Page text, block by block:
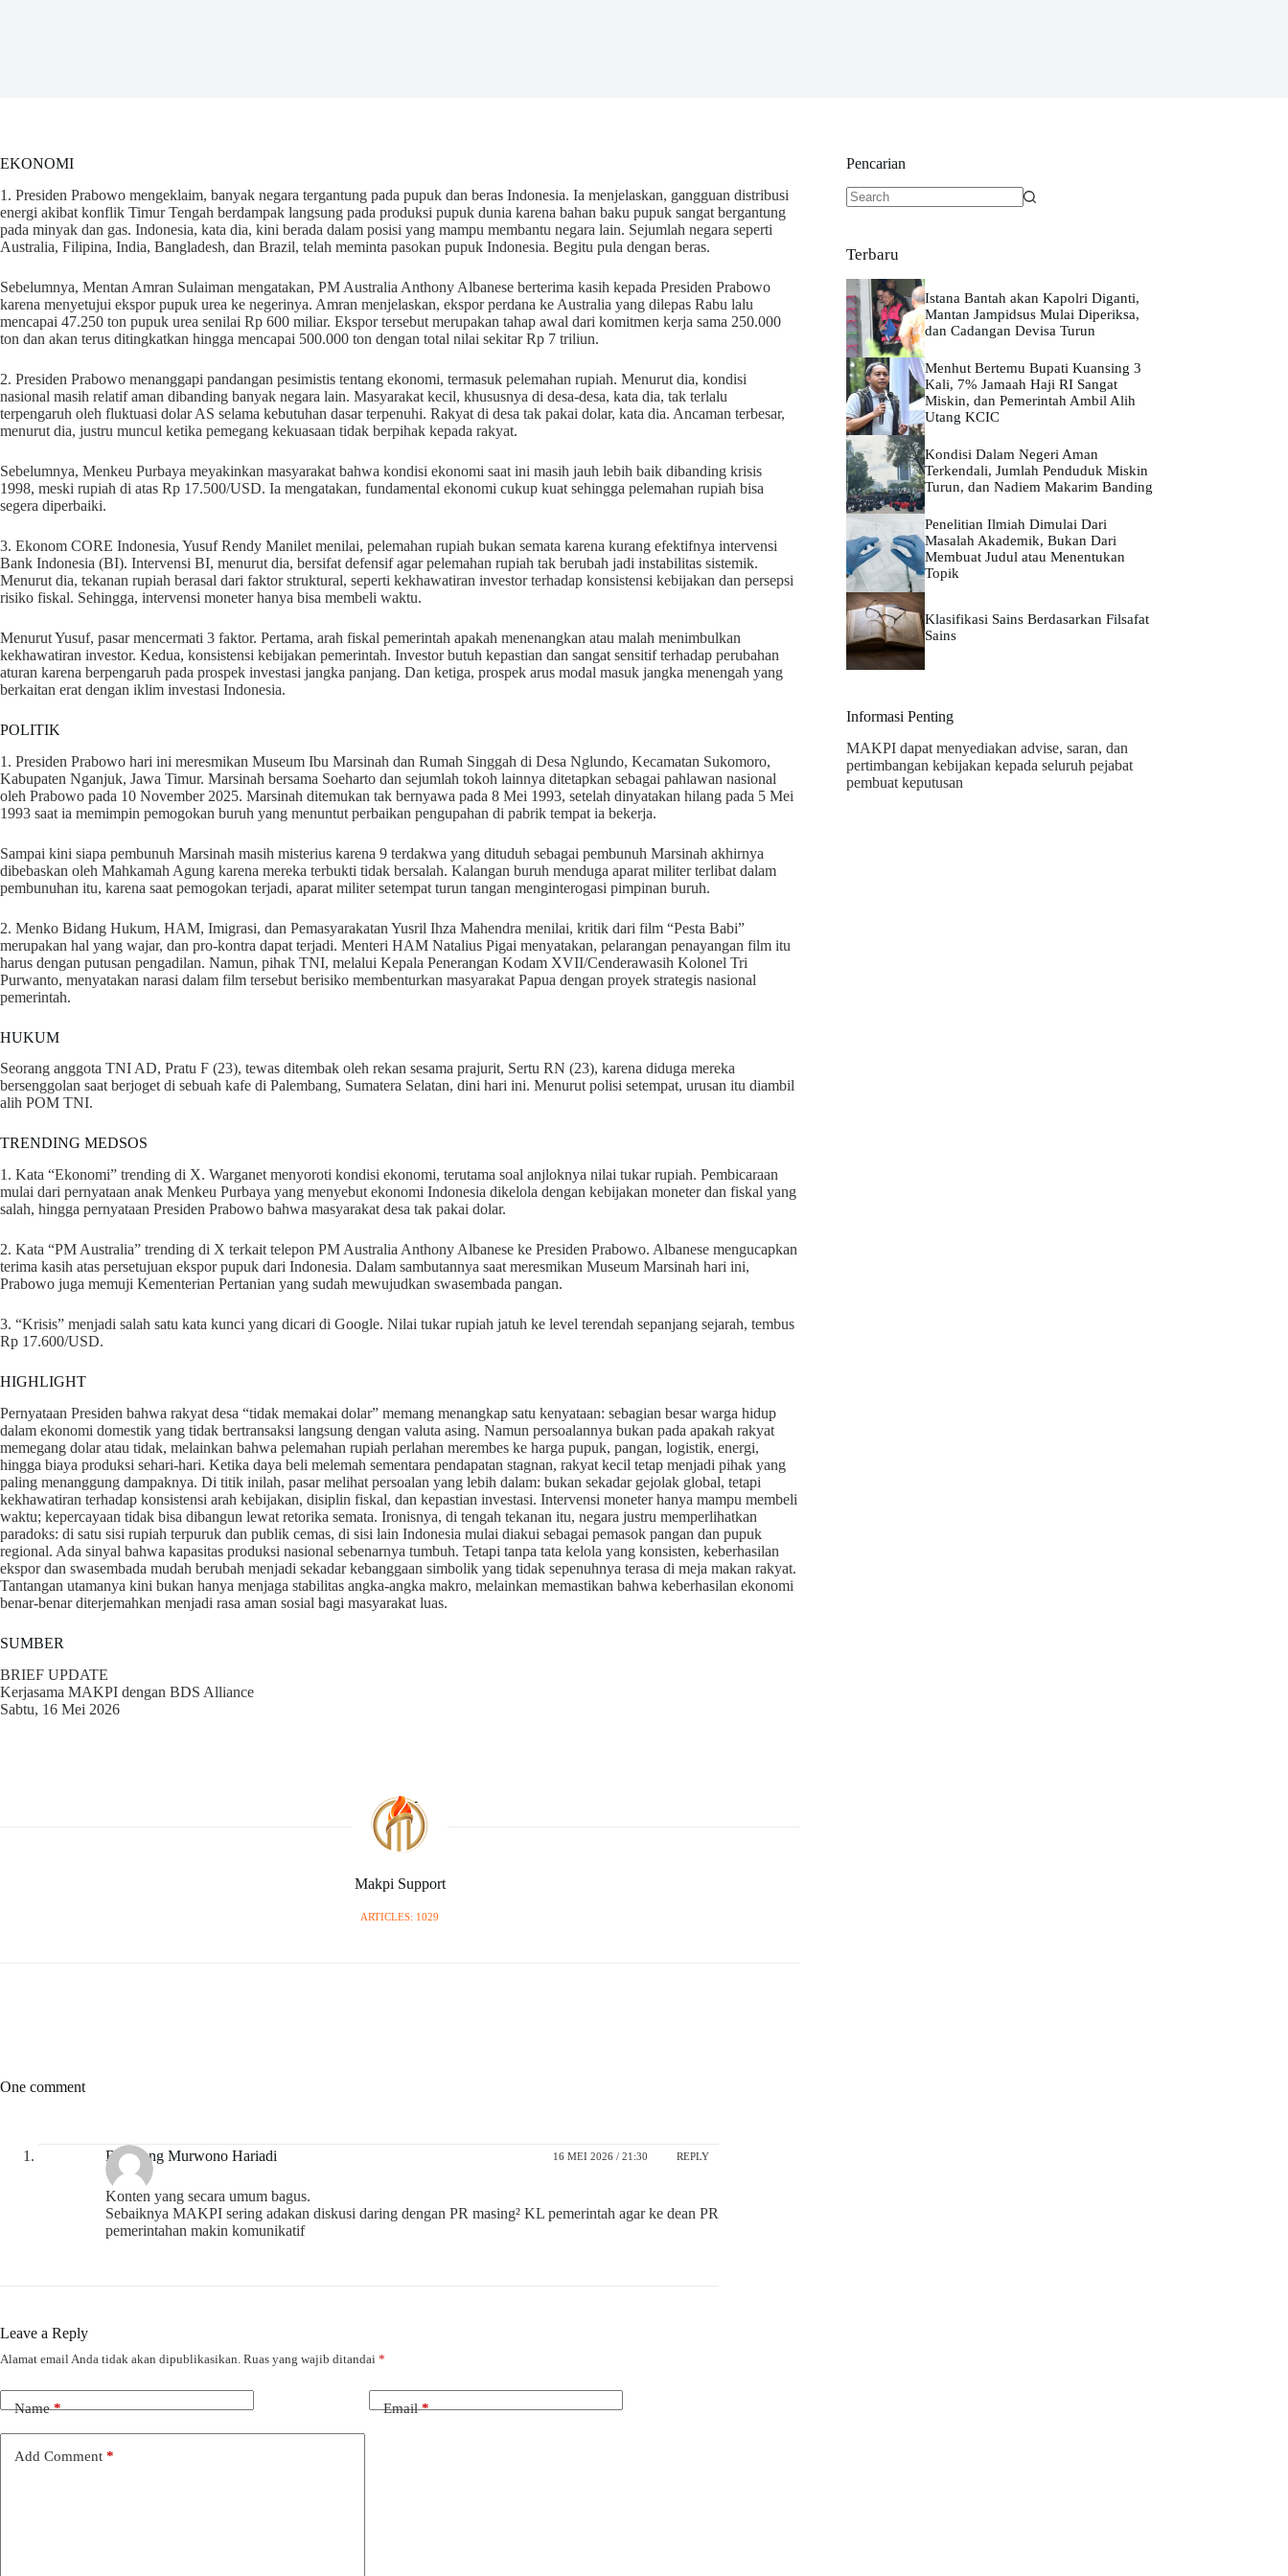
EKONOMI
1. Presiden Prabowo mengeklaim, banyak negara tergantung pada pupuk dan beras Indonesia. Ia menjelaskan, gangguan distribusi
energi akibat konflik Timur Tengah berdampak langsung pada produksi pupuk dunia karena bahan baku pupuk sangat bergantung
pada minyak dan gas. Indonesia, kata dia, kini berada dalam posisi yang mampu membantu negara lain. Sejumlah negara seperti
Australia, Filipina, India, Bangladesh, dan Brazil, telah meminta pasokan pupuk Indonesia. Begitu pula dengan beras.
Sebelumnya, Mentan Amran Sulaiman mengatakan, PM Australia Anthony Albanese berterima kasih kepada Presiden Prabowo
karena menyetujui ekspor pupuk urea ke negerinya. Amran menjelaskan, ekspor perdana ke Australia yang dilepas Rabu lalu
mencapai 47.250 ton pupuk urea senilai Rp 600 miliar. Ekspor tersebut merupakan tahap awal dari komitmen kerja sama 250.000
ton dan akan terus ditingkatkan hingga mencapai 500.000 ton dengan total nilai sekitar Rp 7 triliun.
2. Presiden Prabowo menanggapi pandangan pesimistis tentang ekonomi, termasuk pelemahan rupiah. Menurut dia, kondisi
nasional masih relatif aman dibanding banyak negara lain. Masyarakat kecil, khususnya di desa-desa, kata dia, tak terlalu
terpengaruh oleh fluktuasi dolar AS selama kebutuhan dasar terpenuhi. Rakyat di desa tak pakai dolar, kata dia. Ancaman terbesar,
menurut dia, justru muncul ketika pemegang kekuasaan tidak berpihak kepada rakyat.
Sebelumnya, Menkeu Purbaya meyakinkan masyarakat bahwa kondisi ekonomi saat ini masih jauh lebih baik dibanding krisis
1998, meski rupiah di atas Rp 17.500/USD. Ia mengatakan, fundamental ekonomi cukup kuat sehingga pelemahan rupiah bisa
segera diperbaiki.
3. Ekonom CORE Indonesia, Yusuf Rendy Manilet menilai, pelemahan rupiah bukan semata karena kurang efektifnya intervensi
Bank Indonesia (BI). Intervensi BI, menurut dia, bersifat defensif agar pelemahan rupiah tak berubah jadi instabilitas sistemik.
Menurut dia, tekanan rupiah berasal dari faktor struktural, seperti kekhawatiran investor terhadap konsistensi kebijakan dan persepsi
risiko fiskal. Sehingga, intervensi moneter hanya bisa membeli waktu.
Menurut Yusuf, pasar mencermati 3 faktor. Pertama, arah fiskal pemerintah apakah menenangkan atau malah menimbulkan
kekhawatiran investor. Kedua, konsistensi kebijakan pemerintah. Investor butuh kepastian dan sangat sensitif terhadap perubahan
aturan karena berpengaruh pada prospek investasi jangka panjang. Dan ketiga, prospek arus modal masuk jangka menengah yang
berkaitan erat dengan iklim investasi Indonesia.
POLITIK
1. Presiden Prabowo hari ini meresmikan Museum Ibu Marsinah dan Rumah Singgah di Desa Nglundo, Kecamatan Sukomoro,
Kabupaten Nganjuk, Jawa Timur. Marsinah bersama Soeharto dan sejumlah tokoh lainnya ditetapkan sebagai pahlawan nasional
oleh Prabowo pada 10 November 2025. Marsinah ditemukan tak bernyawa pada 8 Mei 1993, setelah dinyatakan hilang pada 5 Mei
1993 saat ia memimpin pemogokan buruh yang menuntut perbaikan pengupahan di pabrik tempat ia bekerja.
Sampai kini siapa pembunuh Marsinah masih misterius karena 9 terdakwa yang dituduh sebagai pembunuh Marsinah akhirnya
dibebaskan oleh Mahkamah Agung karena mereka terbukti tidak bersalah. Kalangan buruh menduga aparat militer terlibat dalam
pembunuhan itu, karena saat pemogokan terjadi, aparat militer setempat turun tangan menginterogasi pimpinan buruh.
2. Menko Bidang Hukum, HAM, Imigrasi, dan Pemasyarakatan Yusril Ihza Mahendra menilai, kritik dari film “Pesta Babi”
merupakan hal yang wajar, dan pro-kontra dapat terjadi. Menteri HAM Natalius Pigai menyatakan, pelarangan penayangan film itu
harus dengan putusan pengadilan. Namun, pihak TNI, melalui Kepala Penerangan Kodam XVII/Cenderawasih Kolonel Tri
Purwanto, menyatakan narasi dalam film tersebut berisiko membenturkan masyarakat Papua dengan proyek strategis nasional
pemerintah.
HUKUM
Seorang anggota TNI AD, Pratu F (23), tewas ditembak oleh rekan sesama prajurit, Sertu RN (23), karena diduga mereka
bersenggolan saat berjoget di sebuah kafe di Palembang, Sumatera Selatan, dini hari ini. Menurut polisi setempat, urusan itu diambil
alih POM TNI.
TRENDING MEDSOS
1. Kata “Ekonomi” trending di X. Warganet menyoroti kondisi ekonomi, terutama soal anjloknya nilai tukar rupiah. Pembicaraan
mulai dari pernyataan anak Menkeu Purbaya yang menyebut ekonomi Indonesia dikelola dengan kebijakan moneter dan fiskal yang
salah, hingga pernyataan Presiden Prabowo bahwa masyarakat desa tak pakai dolar.
2. Kata “PM Australia” trending di X terkait telepon PM Australia Anthony Albanese ke Presiden Prabowo. Albanese mengucapkan
terima kasih atas persetujuan ekspor pupuk dari Indonesia. Dalam sambutannya saat meresmikan Museum Marsinah hari ini,
Prabowo juga memuji Kementerian Pertanian yang sudah mewujudkan swasembada pangan.
3. “Krisis” menjadi salah satu kata kunci yang dicari di Google. Nilai tukar rupiah jatuh ke level terendah sepanjang sejarah, tembus
Rp 17.600/USD.
HIGHLIGHT
Pernyataan Presiden bahwa rakyat desa “tidak memakai dolar” memang menangkap satu kenyataan: sebagian besar warga hidup
dalam ekonomi domestik yang tidak bertransaksi langsung dengan valuta asing. Namun persoalannya bukan pada apakah rakyat
memegang dolar atau tidak, melainkan bahwa pelemahan rupiah perlahan merembes ke harga pupuk, pangan, logistik, energi,
hingga biaya produksi sehari-hari. Ketika daya beli melemah sementara pendapatan stagnan, rakyat kecil tetap menjadi pihak yang
paling menanggung dampaknya. Di titik inilah, pasar melihat persoalan yang lebih dalam: bukan sekadar gejolak global, tetapi
kekhawatiran terhadap konsistensi arah kebijakan, disiplin fiskal, dan kepastian investasi. Intervensi moneter hanya mampu membeli
waktu; kepercayaan tidak bisa dibangun lewat retorika semata. Ironisnya, di tengah tekanan itu, negara justru memperlihatkan
paradoks: di satu sisi rupiah terpuruk dan publik cemas, di sisi lain Indonesia mulai diakui sebagai pemasok pangan dan pupuk
regional. Ada sinyal bahwa kapasitas produksi nasional sebenarnya tumbuh. Tetapi tanpa tata kelola yang konsisten, keberhasilan
ekspor dan swasembada mudah berubah menjadi sekadar kebanggaan simbolik yang tidak sepenuhnya terasa di meja makan rakyat.
Tantangan utamanya kini bukan hanya menjaga stabilitas angka-angka makro, melainkan memastikan bahwa keberhasilan ekonomi
benar-benar diterjemahkan menjadi rasa aman sosial bagi masyarakat luas.
SUMBER
BRIEF UPDATE
Kerjasama MAKPI dengan BDS Alliance
Sabtu, 16 Mei 2026
Makpi Support
ARTICLES: 1029
Pencarian
Terbaru
Istana Bantah akan Kapolri Diganti,
Mantan Jampidsus Mulai Diperiksa,
dan Cadangan Devisa Turun
Menhut Bertemu Bupati Kuansing 3
Kali, 7% Jamaah Haji RI Sangat
Miskin, dan Pemerintah Ambil Alih
Utang KCIC
Kondisi Dalam Negeri Aman
Terkendali, Jumlah Penduduk Miskin
Turun, dan Nadiem Makarim Banding
Penelitian Ilmiah Dimulai Dari
Masalah Akademik, Bukan Dari
Membuat Judul atau Menentukan
Topik
Klasifikasi Sains Berdasarkan Filsafat
Sains
Informasi Penting
MAKPI dapat menyediakan advise, saran, dan
pertimbangan kebijakan kepada seluruh pejabat
pembuat keputusan
One comment
Bambang Murwono Hariadi 16 MEI 2026 / 21:30 REPLY
Konten yang secara umum bagus.
Sebaiknya MAKPI sering adakan diskusi daring dengan PR masing² KL pemerintah agar ke dean PR
pemerintahan makin komunikatif
Leave a Reply
Alamat email Anda tidak akan dipublikasikan. Ruas yang wajib ditandai *
Name* Email*
Add Comment *